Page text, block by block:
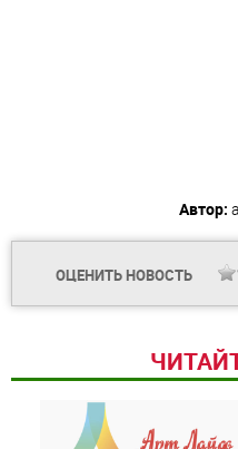
Автор:
ОЦЕНИТЬ НОВОСТЬ